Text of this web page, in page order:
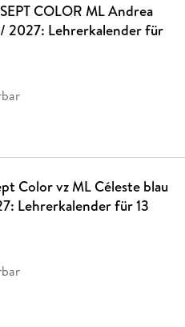
COLOR ML Andrea
2027: Lehrerkalender für
Color vz ML Céleste blau
Lehrerkalender für 13